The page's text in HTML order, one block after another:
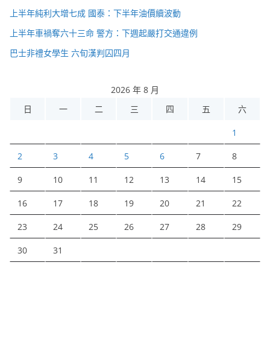
上半年純利大增七成 國泰：下半年油價續波動
上半年車禍奪六十三命 警方：下週起嚴打交通違例
巴士非禮女學生 六旬漢判囚四月
2026 年 8 月
日
一 二 三 四 五 六
1
2 3 4 5 6 7 8
9 10 11 12 13 14 15
16 17 18 19 20 21 22
23 24 25 26 27 28 29
30 31